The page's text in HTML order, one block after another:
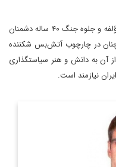
تهاجم چهل روزه، یکی از ده‌ها و بلکه صدها مؤلفه و جلوه جنگ ۴۰ ساله دشمنان
در چارچوب آتش‌بس شکننده
۴۰ ساله و رهایی از آن به دانش و هنر سیاستگذاری
نیازمند است.
الملل و دکترای